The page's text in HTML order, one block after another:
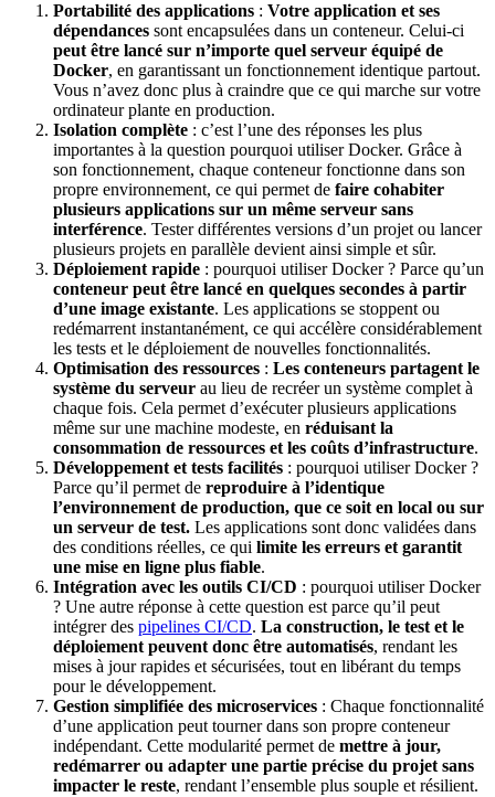
Portabilité des applications : Votre application et ses
dépendances sont encapsulées dans un conteneur. Celui-ci
peut être lancé sur n’importe quel serveur équipé de
Docker, en garantissant un fonctionnement identique partout.
Vous n’avez donc plus à craindre que ce qui marche sur votre
ordinateur plante en production.
Isolation complète : c’est l’une des réponses les plus
importantes à la question pourquoi utiliser Docker. Grâce à
son fonctionnement, chaque conteneur fonctionne dans son
propre environnement, ce qui permet de faire cohabiter
plusieurs applications sur un même serveur sans
interférence. Tester différentes versions d’un projet ou lancer
plusieurs projets en parallèle devient ainsi simple et sûr.
Déploiement rapide : pourquoi utiliser Docker ? Parce qu’un
conteneur peut être lancé en quelques secondes à partir
d’une image existante. Les applications se stoppent ou
redémarrent instantanément, ce qui accélère considérablement
les tests et le déploiement de nouvelles fonctionnalités.
Optimisation des ressources : Les conteneurs partagent le
système du serveur au lieu de recréer un système complet à
chaque fois. Cela permet d’exécuter plusieurs applications
même sur une machine modeste, en réduisant la
consommation de ressources et les coûts d’infrastructure.
Développement et tests facilités : pourquoi utiliser Docker ?
Parce qu’il permet de reproduire à l’identique
l’environnement de production, que ce soit en local ou sur
un serveur de test. Les applications sont donc validées dans
des conditions réelles, ce qui limite les erreurs et garantit
une mise en ligne plus fiable.
Intégration avec les outils CI/CD : pourquoi utiliser Docker
? Une autre réponse à cette question est parce qu’il peut
intégrer des pipelines CI/CD. La construction, le test et le
déploiement peuvent donc être automatisés, rendant les
mises à jour rapides et sécurisées, tout en libérant du temps
pour le développement.
Gestion simplifiée des microservices : Chaque fonctionnalité
d’une application peut tourner dans son propre conteneur
indépendant. Cette modularité permet de mettre à jour,
redémarrer ou adapter une partie précise du projet sans
impacter le reste, rendant l’ensemble plus souple et résilient.